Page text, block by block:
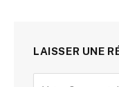
LAISSER UNE